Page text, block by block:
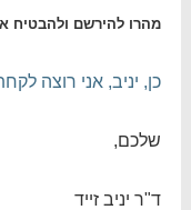
מהרו להירשם ולהבטיח
כן, יניב, אני רוצה
שלכם,
ד"ר יניב זייד